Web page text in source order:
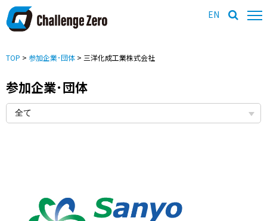
EN
TOP > 参加企業･団体 > 三洋化成工業株式会社
参加企業･団体